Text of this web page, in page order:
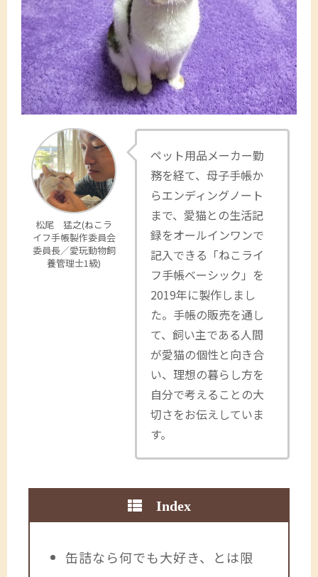
松尾 猛之(ねこラ
イフ手帳製作委員会
委員長／愛玩動物飼
養管理士1級)
ペット用品メーカー勤
務を経て、母子手帳か
らエンディングノート
まで、愛猫との生活記
録をオールインワンで
記入できる「ねこライ
フ手帳ベーシック」を
2019年に製作しまし
た。手帳の販売を通し
て、飼い主である人間
が愛猫の個性と向き合
い、理想の暮らし方を
自分で考えることの大
切さをお伝えしていま
す。
Index
缶詰なら何でも大好き、とは限